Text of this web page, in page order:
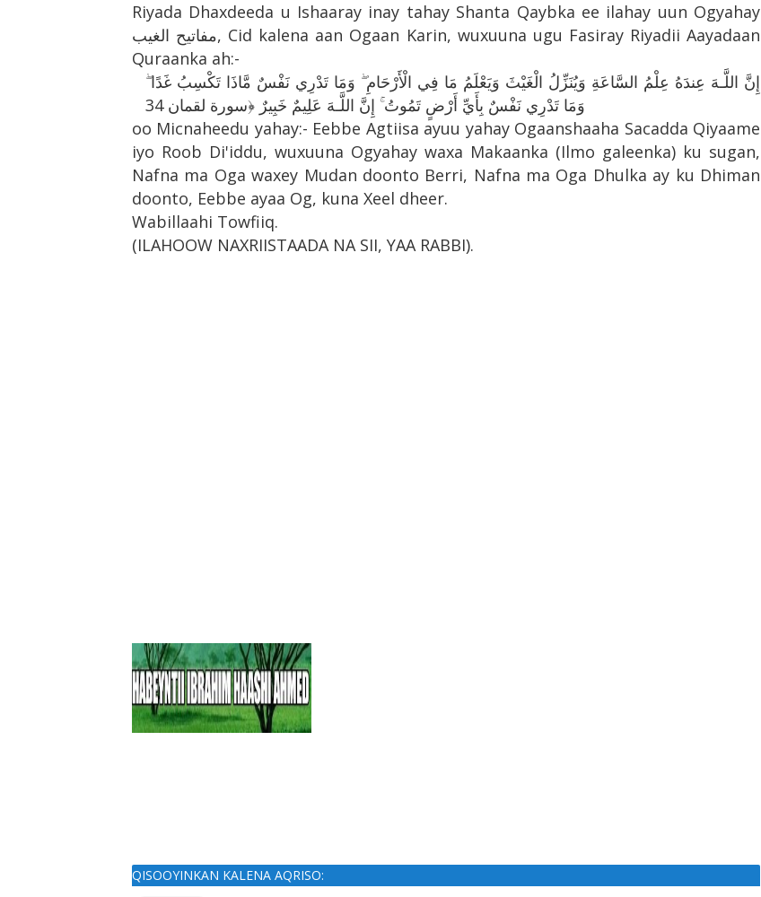
Riyada Dhaxdeeda u Ishaaray inay tahay Shanta Qaybka ee ilahay uun Ogyahay
مفاتيح الغيب, Cid kalena aan Ogaan Karin, wuxuuna ugu Fasiray Riyadii Aayadaan
Quraanka ah:-
إِنَّ اللَّـهَ عِندَهُ عِلْمُ السَّاعَةِ وَيُنَزِّلُ الْغَيْثَ وَيَعْلَمُ مَا فِي الْأَرْحَامِ ۖ وَمَا تَدْرِي نَفْسٌ مَّاذَا تَكْسِبُ غَدًا ۖ
وَمَا تَدْرِي نَفْسٌ بِأَيِّ أَرْضٍ تَمُوتُ ۚ إِنَّ اللَّـهَ عَلِيمٌ خَبِيرٌ ﴿سورة لقمان 34
oo Micnaheedu yahay:- Eebbe Agtiisa ayuu yahay Ogaanshaaha Sacadda Qiyaame
iyo Roob Di'iddu, wuxuuna Ogyahay waxa Makaanka (Ilmo galeenka) ku sugan,
Nafna ma Oga waxey Mudan doonto Berri, Nafna ma Oga Dhulka ay ku Dhiman
doonto, Eebbe ayaa Og, kuna Xeel dheer.
Wabillaahi Towfiiq.
(ILAHOOW NAXRIISTAADA NA SII, YAA RABBI).
QISOOYINKAN KALENA AQRISO: